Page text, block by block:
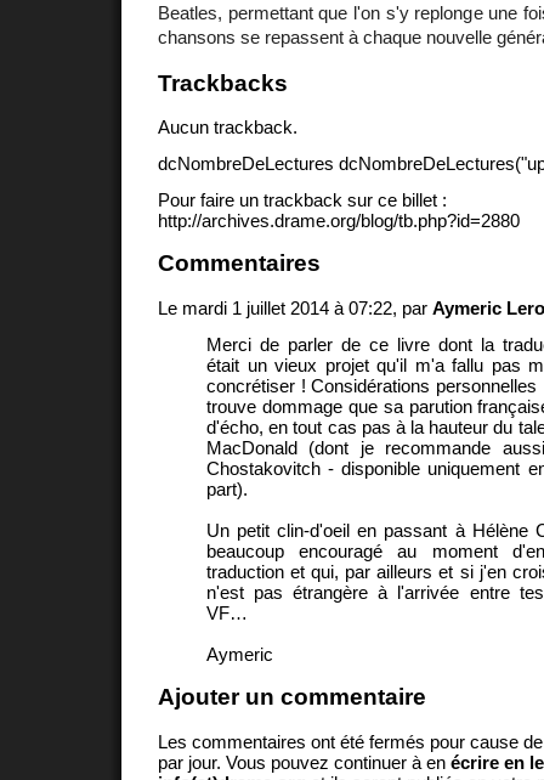
Beatles, permettant que l'on s'y replonge une
chansons se repassent à chaque nouvelle
Trackbacks
Aucun trackback.
dcNombreDeLectures
Pour faire un trackback sur ce billet :
http://archives.drame.org/blog/tb.php?id=2880
Commentaires
Le mardi 1 juillet 2014 à 07:22, par Aymeric
Merci de parler de ce livre dont la
était un vieux projet qu'il m'a fallu pas
concrétiser ! Considérations
trouve dommage que sa parution
d'écho, en tout cas pas à la hauteur du
MacDonald (dont je recommande
Chostakovitch - disponible uniquement
part).
Un petit clin-d'oeil en passant à Hélène
beaucoup encouragé au moment
traduction et qui, par ailleurs et si j'en
n'est pas étrangère à l'arrivée entre
VF…
Aymeric
Ajouter un commentaire
Les commentaires ont été fermés pour cause
par jour. Vous pouvez continuer à en écrire en